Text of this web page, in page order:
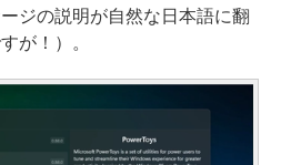
ジの説明が自然な日本語に翻
が！）。